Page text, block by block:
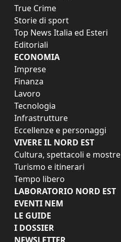
True Crime
Storie di sport
Top News Italia ed Esteri
Editoriali
ECONOMIA
Imprese
Finanza
Lavoro
Tecnologia
Infrastrutture
Eccellenze e personaggi
VIVERE IL NORD EST
Cultura, spettacoli e mostre
Turismo e itinerari
Tempo libero
LABORATORIO NORD EST
EVENTI NEM
LE GUIDE
I DOSSIER